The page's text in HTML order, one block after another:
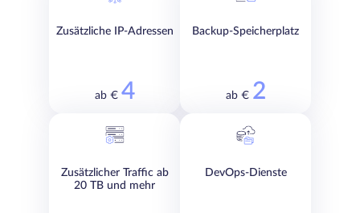
Zusätzliche IP-Adressen
ab € 4
Backup-Speicherplatz
ab € 2
Zusätzlicher Traffic ab
20 TB und mehr
DevOps-Dienste